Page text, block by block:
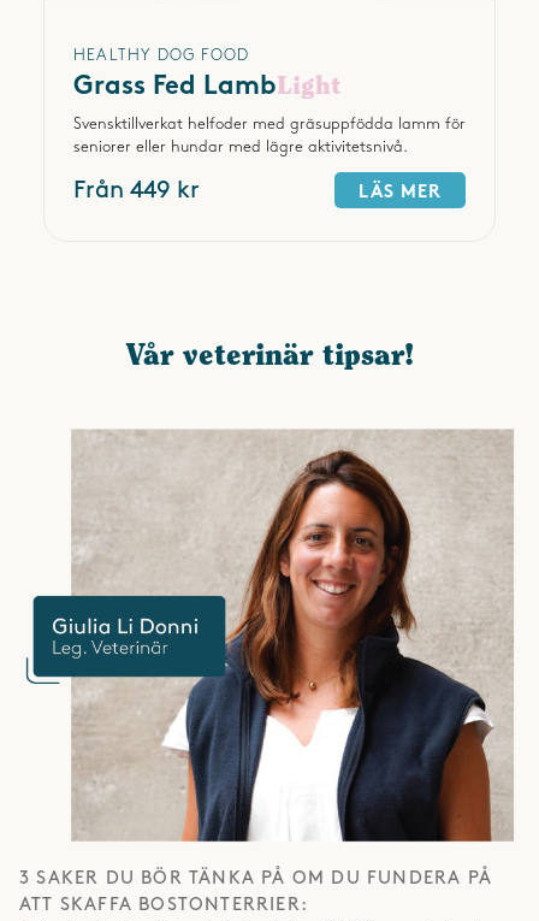
HEALTHY DOG FOOD
Grass Fed LambLight
Svensktillverkat helfoder med gräsuppfödda lamm för
seniorer eller hundar med lägre aktivitetsnivå.
Från 449 kr LÄS MER
Vår veterinär tipsar!
3 SAKER DU BÖR TÄNKA PÅ OM DU FUNDERA PÅ
ATT SKAFFA BOSTONTERRIER: